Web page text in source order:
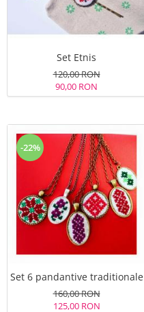
Set Etnis
120,00 RON
90,00 RON
-22%
Set 6 pandantive traditionale
160,00 RON
125,00 RON